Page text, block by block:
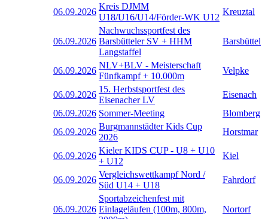
06.09.2026
Kreis DJMM
U18/U16/U14/Förder-WK U12
Kreuztal
06.09.2026
Nachwuchssportfest des
Barsbütteler SV + HHM
Langstaffel
Barsbüttel
06.09.2026
NLV+BLV - Meisterschaft
Fünfkampf + 10.000m
Velpke
06.09.2026
15. Herbstsportfest des
Eisenacher LV
Eisenach
06.09.2026 Sommer-Meeting
Blomberg
06.09.2026
Burgmannstädter Kids Cup
2026
Horstmar
06.09.2026
Kieler KIDS CUP - U8 + U10
+ U12
Kiel
06.09.2026
Vergleichswettkampf Nord /
Süd U14 + U18
Fahrdorf
06.09.2026
Sportabzeichenfest mit
Einlageläufen (100m, 800m,
Nortorf